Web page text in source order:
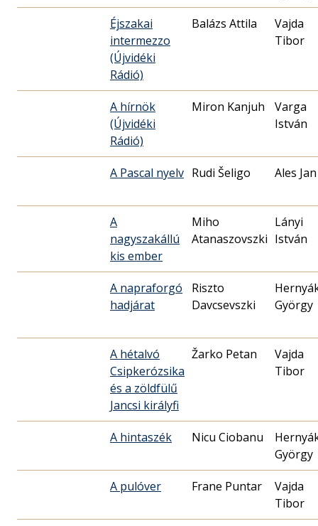
Éjszakai
intermezzo
(Újvidéki
Rádió)
Balázs Attila
Vajda
Tibor
A hírnök
(Újvidéki
Rádió)
Miron Kanjuh
Varga
István
A Pascal nyelv Rudi Šeligo Ales Jan
A
nagyszakállú
kis ember
Miho
Atanaszovszki
Lányi
István
A napraforgó
hadjárat
Riszto
Davcsevszki
György
A hétalvó
Csipkerózsika
és a zöldfülű
Jancsi királyfi
Žarko Petan
Vajda
Tibor
A hintaszék Nicu Ciobanu
György
A pulóver Frane Puntar
Vajda
Tibor